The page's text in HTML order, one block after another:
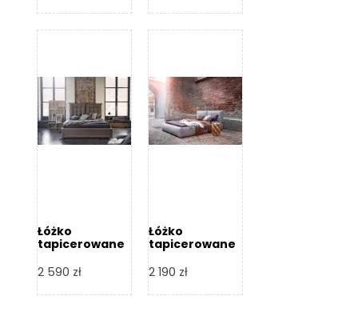
Łóżko
tapicerowane
Design
2 590 zł
Łóżko
tapicerowane
Design
2 190 zł